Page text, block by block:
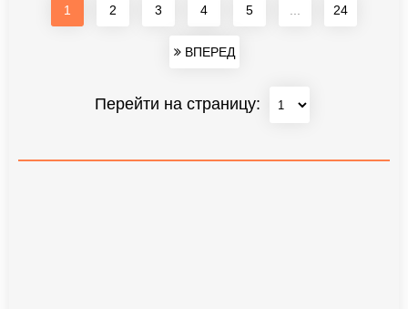
1 2 3 4 5 24
ВПЕРЕД
Перейти на страницу: